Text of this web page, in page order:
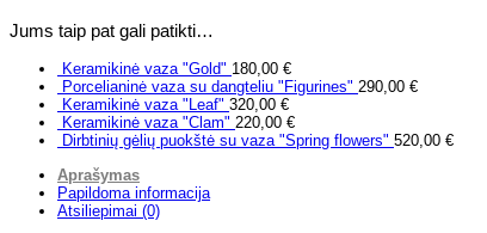
Jums taip pat gali patikti…
Keramikinė vaza "Gold" 180,00 €
Porcelianinė vaza su dangteliu "Figurines" 290,00 €
Keramikinė vaza "Leaf" 320,00 €
Keramikinė vaza "Clam" 220,00 €
Dirbtinių gėlių puokštė su vaza "Spring flowers" 520,00 €
Aprašymas
Papildoma informacija
Atsiliepimai (0)